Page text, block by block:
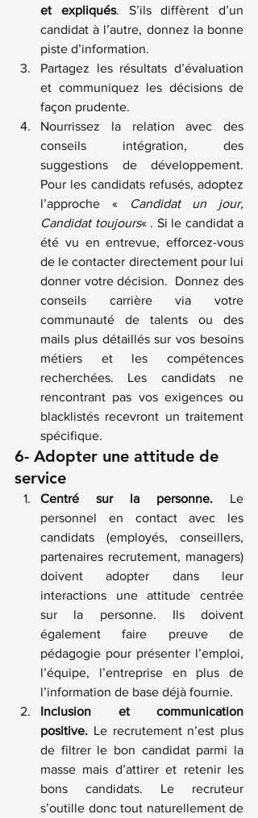
et expliqués. S’ils diffèrent d’un
candidat à l’autre, donnez la bonne
piste d’information.
Partagez les résultats d’évaluation
et communiquez les décisions de
façon prudente.
Nourrissez la relation avec des
conseils intégration, des
suggestions de développement.
Pour les candidats refusés, adoptez
l’approche «
Candidat un jour,
Candidat toujours« . Si le candidat a
été vu en entrevue, efforcez-vous
de le contacter directement pour lui
donner votre décision.  Donnez des
conseils carrière via votre
communauté de talents ou des
mails plus détaillés sur vos besoins
métiers et les compétences
recherchées. Les candidats ne
rencontrant pas vos exigences ou
blacklistés recevront un traitement
spécifique.
6- Adopter une attitude de
service
Centré sur la personne. Le
personnel en contact avec les
candidats (employés, conseillers,
partenaires recrutement, managers)
doivent adopter dans leur
interactions une attitude centrée
sur la personne. Ils doivent
également faire preuve de
pédagogie pour présenter l’emploi,
l’équipe, l’entreprise en plus de
l’information de base déjà fournie.
Inclusion et communication
positive. Le recrutement n’est plus
de filtrer le bon candidat parmi la
masse mais d’attirer et retenir les
bons candidats. Le recruteur
s’outille donc tout naturellement de